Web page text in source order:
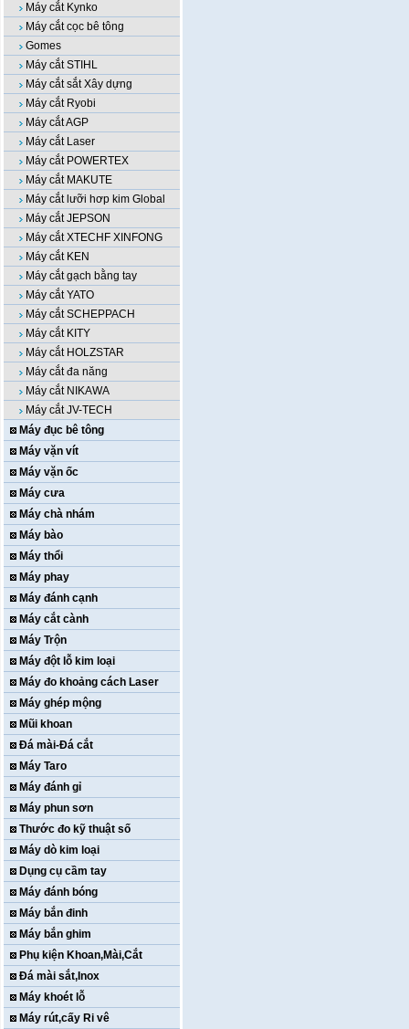
Máy cắt Kynko
Máy cắt cọc bê tông
Gomes
Máy cắt STIHL
Máy cắt sắt Xây dựng
Máy cắt Ryobi
Máy cắt AGP
Máy cắt Laser
Máy cắt POWERTEX
Máy cắt MAKUTE
Máy cắt lưỡi hơp kim Global
Máy cắt JEPSON
Máy cắt XTECHF XINFONG
Máy cắt KEN
Máy cắt gạch bằng tay
Máy cắt YATO
Máy cắt SCHEPPACH
Máy cắt KITY
Máy cắt HOLZSTAR
Máy cắt đa năng
Máy cắt NIKAWA
Máy cắt JV-TECH
Máy đục bê tông
Máy vặn vít
Máy vặn ốc
Máy cưa
Máy chà nhám
Máy bào
Máy thổi
Máy phay
Máy đánh cạnh
Máy cắt cành
Máy Trộn
Máy đột lỗ kim loại
Máy đo khoảng cách Laser
Máy ghép mộng
Mũi khoan
Đá mài-Đá cắt
Máy Taro
Máy đánh gỉ
Máy phun sơn
Thước đo kỹ thuật số
Máy dò kim loại
Dụng cụ cầm tay
Máy đánh bóng
Máy bắn đinh
Máy bắn ghim
Phụ kiện Khoan,Mài,Cắt
Đá mài sắt,Inox
Máy khoét lỗ
Máy rút,cấy Ri vê